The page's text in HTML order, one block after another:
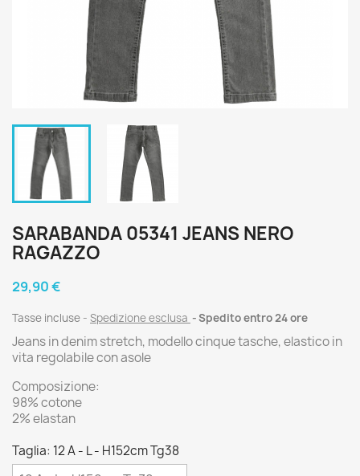
SARABANDA 05341 JEANS NERO
RAGAZZO
29,90 €
Tasse incluse Spedizione esclusa Spedito entro 24 ore
Jeans in denim stretch, modello cinque tasche, elastico in
vita regolabile con asole
Composizione:
98% cotone
2% elastan
Taglia: 12 A - L - H152cm Tg38